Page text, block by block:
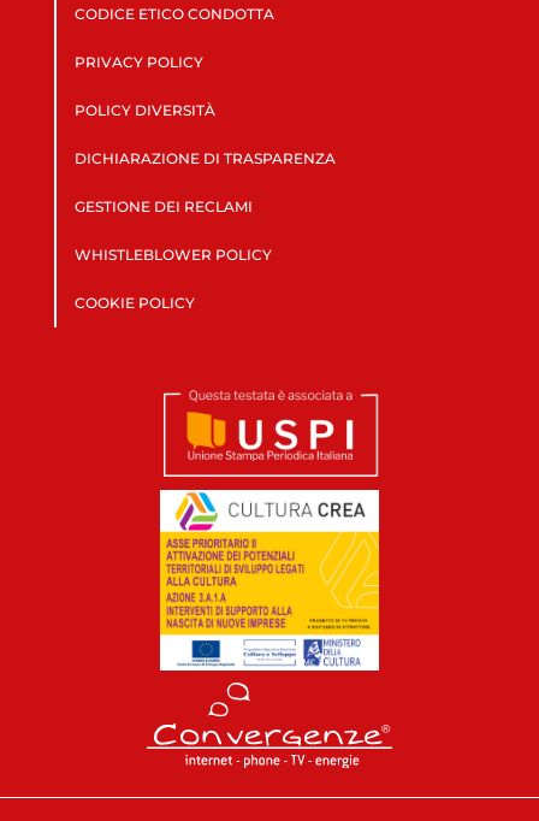
CODICE ETICO CONDOTTA
PRIVACY POLICY
POLICY DIVERSITÀ
DICHIARAZIONE DI TRASPARENZA
GESTIONE DEI RECLAMI
WHISTLEBLOWER POLICY
COOKIE POLICY